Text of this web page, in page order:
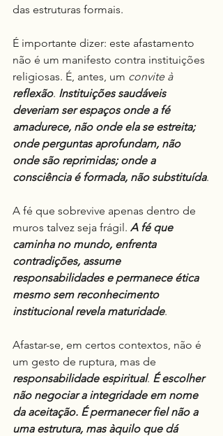
das estruturas formais.
É importante dizer: este afastamento
não é um manifesto contra instituições
religiosas. É, antes, um convite à
reflexão. Instituições saudáveis
deveriam ser espaços onde a fé
amadurece, não onde ela se estreita;
onde perguntas aprofundam, não
onde são reprimidas; onde a
consciência é formada, não substituída.
A fé que sobrevive apenas dentro de
muros talvez seja frágil. A fé que
caminha no mundo, enfrenta
contradições, assume
responsabilidades e permanece ética
mesmo sem reconhecimento
institucional revela maturidade.
Afastar-se, em certos contextos, não é
um gesto de ruptura, mas de
responsabilidade espiritual. É escolher
não negociar a integridade em nome
da aceitação. É permanecer fiel não a
uma estrutura, mas àquilo que dá